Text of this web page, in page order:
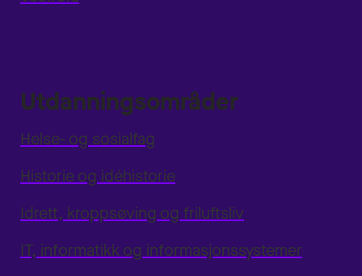
Utdanningsområder
Helse- og sosialfag
Historie og idéhistorie
Idrett, kroppsøving og friluftsliv
IT, informatikk og informasjonssystemer